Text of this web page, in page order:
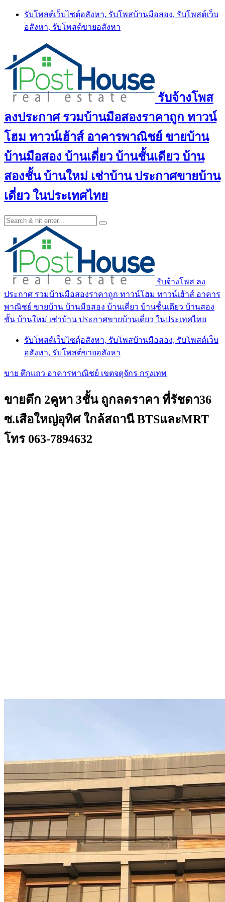
Skip
content
รับโพสต์เว็บไซตฺ์อสังหา, รับโพสบ้านมือสอง, รับโพสต์เว็บ
อสังหา, รับโพสต์ขายอสังหา
รับจ้างโพส
ลงประกาศ รวมบ้านมือสองราคาถูก ทาวน์
โฮม ทาวน์เฮ้าส์ อาคารพาณิชย์ ขายบ้าน
บ้านมือสอง บ้านเดี่ยว บ้านชั้นเดียว บ้าน
สองชั้น บ้านใหม่ เช่าบ้าน ประกาศขายบ้าน
เดี่ยว ในประเทศไทย
รับจ้างโพส ลง
ประกาศ รวมบ้านมือสองราคาถูก ทาวน์โฮม ทาวน์เฮ้าส์ อาคาร
พาณิชย์ ขายบ้าน บ้านมือสอง บ้านเดี่ยว บ้านชั้นเดียว บ้านสอง
ชั้น บ้านใหม่ เช่าบ้าน ประกาศขายบ้านเดี่ยว ในประเทศไทย
รับโพสต์เว็บไซตฺ์อสังหา, รับโพสบ้านมือสอง, รับโพสต์เว็บ
อสังหา, รับโพสต์ขายอสังหา
ขาย ตึกแถว อาคารพาณิชย์ เขตจตุจักร กรุงเทพ
ขายตึก 2คูหา 3ชั้น ถูกลดราคา ที่รัชดา36
ซ.เสือใหญ่อุทิศ ใกล้สถานี BTSและMRT
โทร 063-7894632